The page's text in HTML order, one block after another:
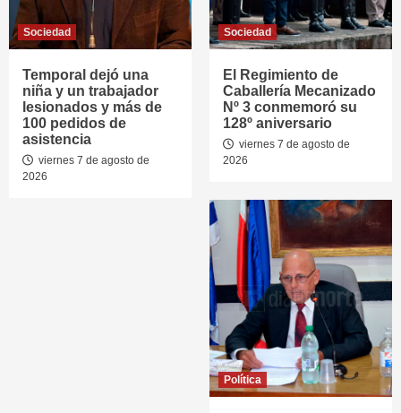
Sociedad
Temporal dejó una
niña y un trabajador
lesionados y más de
100 pedidos de
asistencia
viernes 7 de agosto de
2026
Sociedad
El Regimiento de
Caballería Mecanizado
Nº 3 conmemoró su
128º aniversario
viernes 7 de agosto de
2026
Política